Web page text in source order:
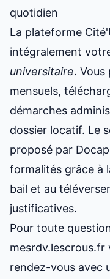
quotidien
La plateforme
intégralement
universitaire.
mensuels,
démarches
dossier locatif. Le
proposé par
formalités grâce à
bail et au
justificatives.
Pour toute
rendez-vous avec